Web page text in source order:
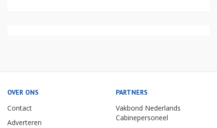
OVER ONS
Contact
Adverteren
PARTNERS
Vakbond Nederlands
Cabinepersoneel